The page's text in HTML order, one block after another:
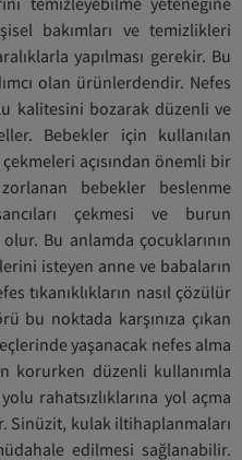
bakımları ve temizlikleri
yapılması gerekir. Bu
olan ürünlerdendir. Nefes
kalitesini bozarak düzenli ve
Bebekler için kullanılan
açısından önemli bir
bebekler beslenme
çekmesi ve burun
Bu anlamda çocuklarının
isteyen anne ve babaların
tıkanıklıkların nasıl çözülür
bu noktada karşınıza çıkan
yaşanacak nefes alma
korurken düzenli kullanımla
rahatsızlıklarına yol açma
Sinüzit, kulak iltihaplanmaları
edilmesi sağlanabilir.